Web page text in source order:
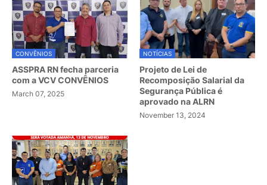
CONVÊNIOS
ASSPRA RN fecha parceria
com a VCV CONVÊNIOS
March 07, 2025
NOTÍCIAS
Projeto de Lei de
Recomposição Salarial da
Segurança Pública é
aprovado na ALRN
November 13, 2024